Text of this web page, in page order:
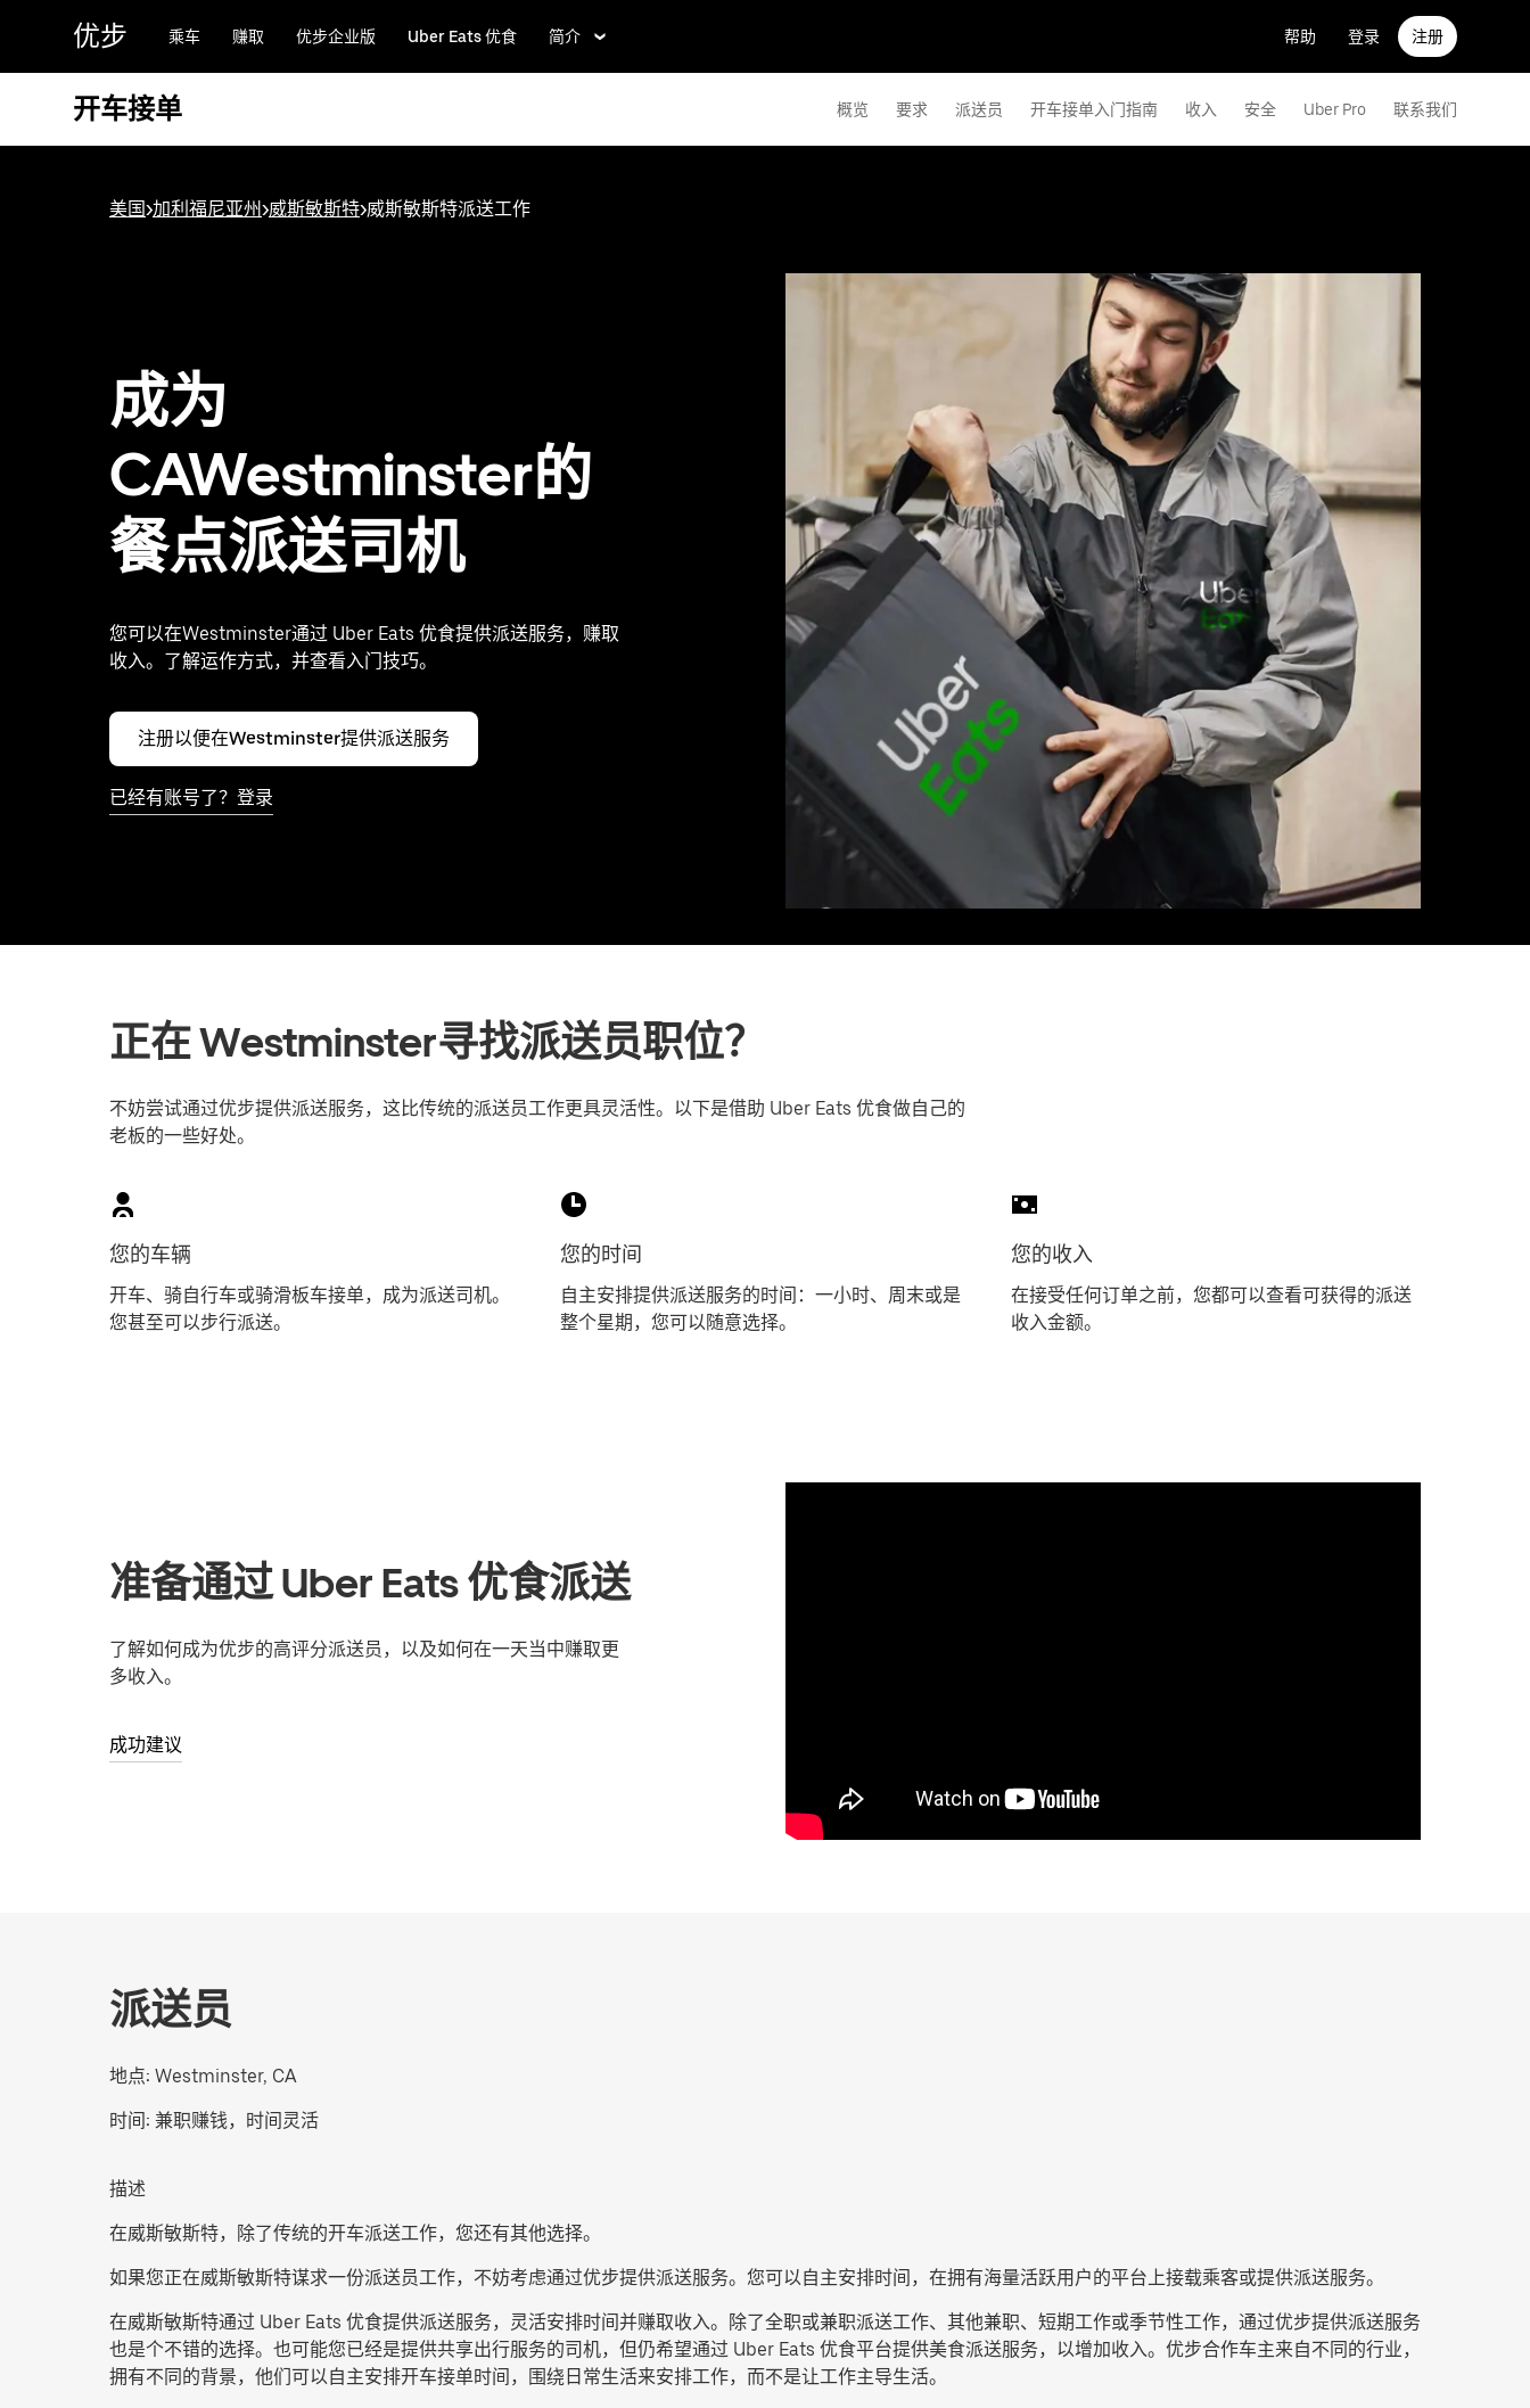
容
优步 乘车 赚取 优步企业版 Uber Eats 优食 简介 帮助 登录 注册
开车接单 概览 要求 派送员 开车接单入门指南 收入 安全 Uber Pro 联系我们
美国>加利福尼亚州>威斯敏斯特>威斯敏斯特派送工作
成为
CAWestminster的
餐点派送司机
您可以在Westminster通过 Uber Eats 优食提供派送服务，赚取
收入。了解运作方式，并查看入门技巧。
注册以便在Westminster提供派送服务
已经有账号了？登录
正在 Westminster寻找派送员职位？
不妨尝试通过优步提供派送服务，这比传统的派送员工作更具灵活性。以下是借助 Uber Eats 优食做自己的
老板的一些好处。
您的车辆
开车、骑自行车或骑滑板车接单，成为派送司机。
您甚至可以步行派送。
您的时间
自主安排提供派送服务的时间：一小时、周末或是
整个星期，您可以随意选择。
您的收入
在接受任何订单之前，您都可以查看可获得的派送
收入金额。
准备通过 Uber Eats 优食派送
了解如何成为优步的高评分派送员，以及如何在一天当中赚取更
多收入。
成功建议
派送员
地点: Westminster, CA
时间: 兼职赚钱，时间灵活
描述
在威斯敏斯特，除了传统的开车派送工作，您还有其他选择。
如果您正在威斯敏斯特谋求一份派送员工作，不妨考虑通过优步提供派送服务。您可以自主安排时间，在拥有海量活跃用户的平台上接载乘客或提供派送服务。
在威斯敏斯特通过 Uber Eats 优食提供派送服务，灵活安排时间并赚取收入。除了全职或兼职派送工作、其他兼职、短期工作或季节性工作，通过优步提供派送服务
也是个不错的选择。也可能您已经是提供共享出行服务的司机，但仍希望通过 Uber Eats 优食平台提供美食派送服务，以增加收入。优步合作车主来自不同的行业，
拥有不同的背景，他们可以自主安排开车接单时间，围绕日常生活来安排工作，而不是让工作主导生活。